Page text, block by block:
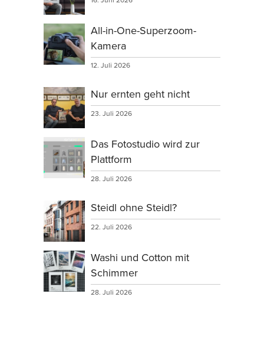
All-in-One-Superzoom-
Kamera
12. Juli 2026
Nur ernten geht nicht
23. Juli 2026
Das Fotostudio wird zur
Plattform
28. Juli 2026
Steidl ohne Steidl?
22. Juli 2026
Washi und Cotton mit
Schimmer
28. Juli 2026